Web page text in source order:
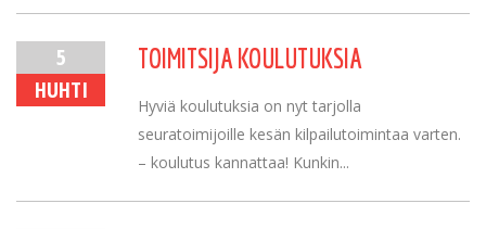
5
HUHTI
TOIMITSIJA KOULUTUKSIA
Hyviä koulutuksia on nyt tarjolla
seuratoimijoille kesän kilpailutoimintaa varten.
– koulutus kannattaa! Kunkin...